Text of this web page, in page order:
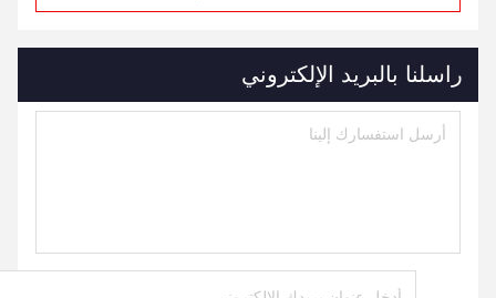
راسلنا بالبريد الإلكتروني